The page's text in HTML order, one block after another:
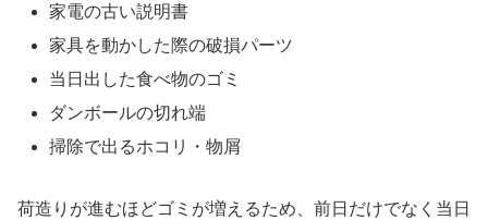
家電の古い説明書
家具を動かした際の破損パーツ
当日出した食べ物のゴミ
ダンボールの切れ端
掃除で出るホコリ・物屑
荷造りが進むほどゴミが増えるため、前日だけでなく当日